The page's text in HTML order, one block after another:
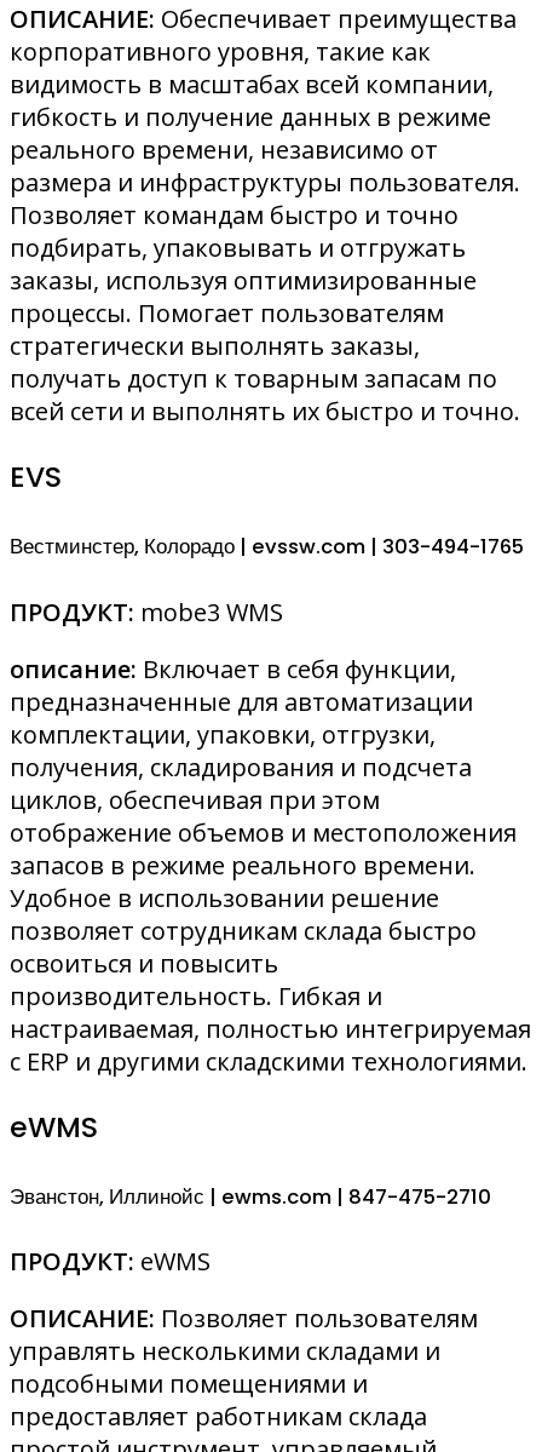
ОПИСАНИЕ: Обеспечивает преимущества
корпоративного уровня, такие как
видимость в масштабах всей компании,
гибкость и получение данных в режиме
реального времени, независимо от
размера и инфраструктуры пользователя.
Позволяет командам быстро и точно
подбирать, упаковывать и отгружать
заказы, используя оптимизированные
процессы. Помогает пользователям
стратегически выполнять заказы,
получать доступ к товарным запасам по
всей сети и выполнять их быстро и точно.
EVS
Вестминстер, Колорадо | evssw.com | 303-494-1765
ПРОДУКТ: mobe3 WMS
описание: Включает в себя функции,
предназначенные для автоматизации
комплектации, упаковки, отгрузки,
получения, складирования и подсчета
циклов, обеспечивая при этом
отображение объемов и местоположения
запасов в режиме реального времени.
Удобное в использовании решение
позволяет сотрудникам склада быстро
освоиться и повысить
производительность. Гибкая и
настраиваемая, полностью интегрируемая
с ERP и другими складскими технологиями.
eWMS
Эванстон, Иллинойс | ewms.com | 847-475-2710
ПРОДУКТ: eWMS
ОПИСАНИЕ: Позволяет пользователям
управлять несколькими складами и
подсобными помещениями и
предоставляет работникам склада